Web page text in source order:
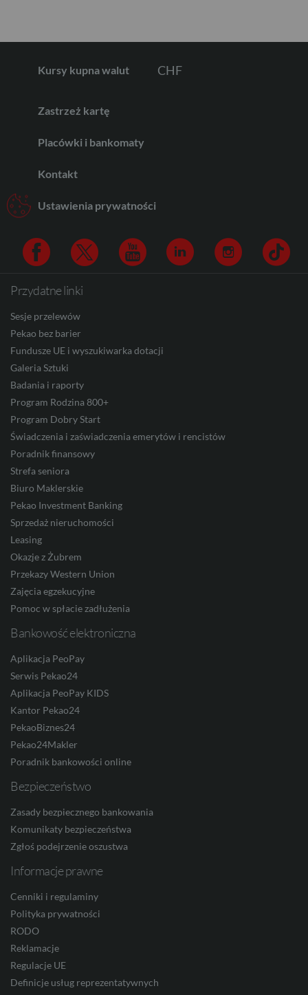
Kursy kupna walut CHF
CAD
JPY
Zastrzeż kartę
Placówki i bankomaty
Kontakt
Ustawienia prywatności
Facebook
Przydatne linki
Sesje przelewów
Pekao bez barier
Fundusze UE i wyszukiwarka dotacji
Galeria Sztuki
Badania i raporty
Program Rodzina 800+
Program Dobry Start
Świadczenia i zaświadczenia emerytów i rencistów
Poradnik finansowy
Strefa seniora
Biuro Maklerskie
Pekao Investment Banking
Sprzedaż nieruchomości
Leasing
Okazje z Żubrem
Przekazy Western Union
Zajęcia egzekucyjne
Pomoc w spłacie zadłużenia
Bankowość elektroniczna
Aplikacja PeoPay
Serwis Pekao24
Aplikacja PeoPay KIDS
Kantor Pekao24
PekaoBiznes24
Pekao24Makler
Poradnik bankowości online
Bezpieczeństwo
Zasady bezpiecznego bankowania
Komunikaty bezpieczeństwa
Zgłoś podejrzenie oszustwa
Informacje prawne
Cenniki i regulaminy
Polityka prywatności
RODO
Reklamacje
Regulacje UE
Definicje usług reprezentatywnych